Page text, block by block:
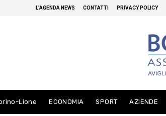
L’AGENDA NEWS CONTATTI PRIVACY POLICY
Lione ECONOMIA SPORT AZIENDE